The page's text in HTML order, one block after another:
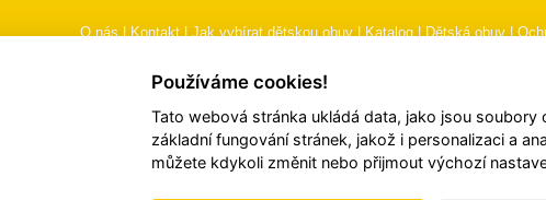
O nás|Kontakt|Jak vybírat dětskou obuv|Katalog|Dětská obuv|
© 2026TORI, s.r.o.| Všechna práva vyhrazena | Web
Používáme cookies!
Tato webová stránka ukládá data, jako jsou soubory
základní fungování stránek, jakož i personalizaci a
můžete kdykoli změnit nebo přijmout výchozí